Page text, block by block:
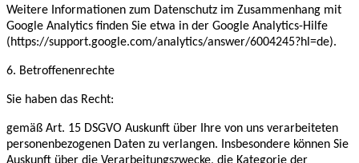
Weitere Informationen zum Datenschutz im Zusammenhang mit
Google Analytics finden Sie etwa in der Google Analytics-Hilfe
(https://support.google.com/analytics/answer/6004245?hl=de).
6. Betroffenenrechte
Sie haben das Recht:
gemäß Art. 15 DSGVO Auskunft über Ihre von uns verarbeiteten
personenbezogenen Daten zu verlangen. Insbesondere können Sie
Auskunft über die Verarbeitungszwecke, die Kategorie der